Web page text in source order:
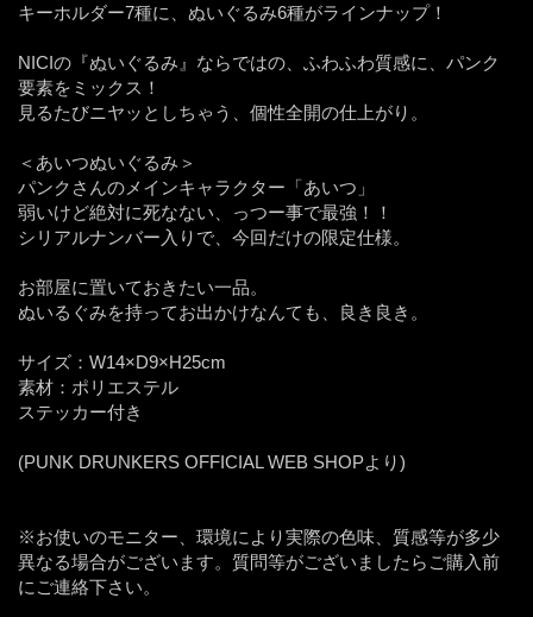
キーホルダー7種に、ぬいぐるみ6種がラインナップ！
NICIの『ぬいぐるみ』ならではの、ふわふわ質感に、パンク
要素をミックス！
見るたびニヤッとしちゃう、個性全開の仕上がり。
＜あいつぬいぐるみ＞
パンクさんのメインキャラクター「あいつ」
弱いけど絶対に死なない、っつー事で最強！！
シリアルナンバー入りで、今回だけの限定仕様。
お部屋に置いておきたい一品。
ぬいるぐみを持ってお出かけなんても、良き良き。
サイズ：W14×D9×H25cm
素材：ポリエステル
ステッカー付き
(PUNK DRUNKERS OFFICIAL WEB SHOPより)
※お使いのモニター、環境により実際の色味、質感等が多少
異なる場合がございます。質問等がございましたらご購入前
にご連絡下さい。